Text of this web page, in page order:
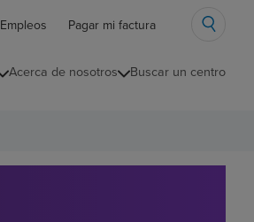
Empleos Pagar mi factura
Acerca de nosotros Buscar un centro